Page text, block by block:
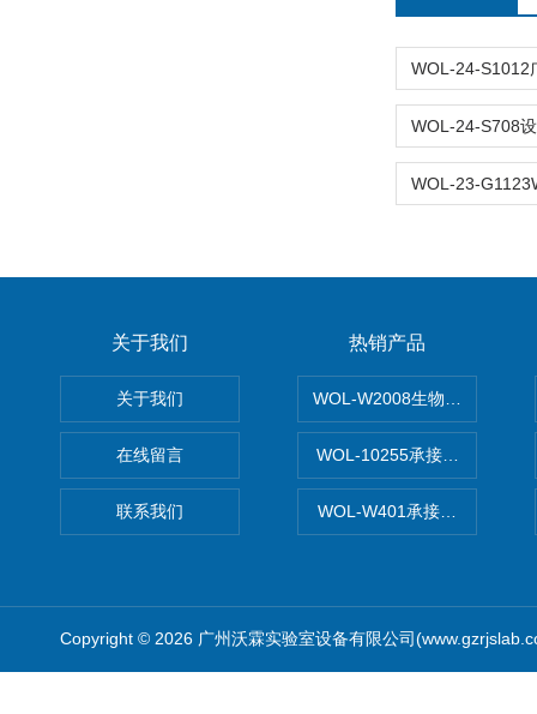
关于我们
关于我们
在线留言
联系我们
热销产品
WOL-W2008生物制药GMP
WOL-10255承接清远电子
WOL-W401承接食品QS认
Copyright © 2026 广州沃霖实验室设备有限公司